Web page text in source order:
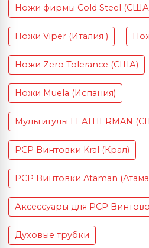
Ножи фирмы Cold Steel
Ножи Viper (Италия )
Ножи Zero Tolerance (США)
Ножи Muela (Испания)
Мультитулы LEATHERMAN
PCP Винтовки Kral (Крал)
PCP Винтовки Ataman
Аксессуары для PCP
Духовые трубки